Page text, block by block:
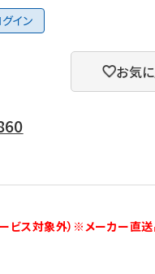
イン
お気
ス対象外）※メーカー直送